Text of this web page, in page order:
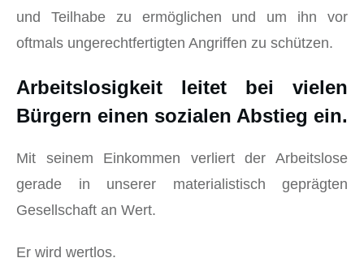
und Teilhabe zu ermöglichen und um ihn vor
oftmals ungerechtfertigten Angriffen zu schützen.
Arbeitslosigkeit leitet bei vielen
Bürgern einen sozialen Abstieg ein.
Mit seinem Einkommen verliert der Arbeitslose
gerade in unserer materialistisch geprägten
Gesellschaft an Wert.
Er wird wertlos.